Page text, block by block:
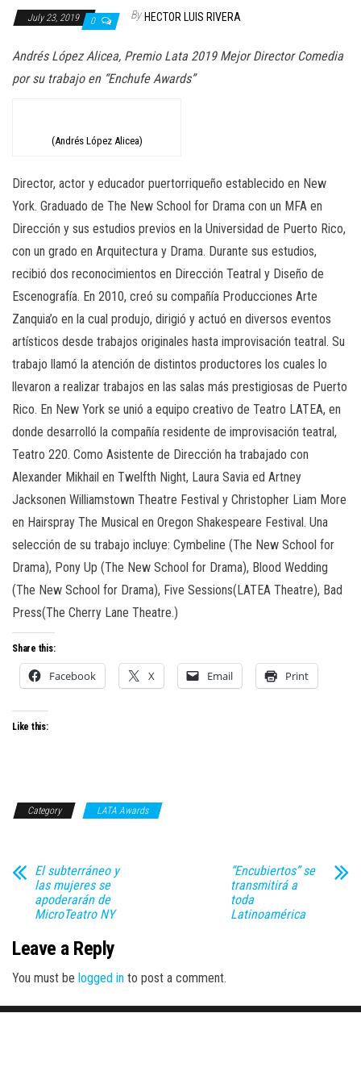
July 23, 2019 0 By HECTOR LUIS RIVERA
Andrés López Alicea, Premio Lata 2019 Mejor Director Comedia
por su trabajo en “Enchufe Awards”
(Andrés López Alicea)
Director, actor y educador puertorriqueño establecido en New
York. Graduado de The New School for Drama con un MFA en
Dirección y sus estudios previos en la Universidad de Puerto Rico,
con un grado en Arquitectura y Drama. Durante sus estudios,
recibió dos reconocimientos en Dirección Teatral y Diseño de
Escenografía. En 2010, creó su compañía Producciones Arte
Zanquia’o en la cual produjo, dirigió y actuó en diversos eventos
artísticos desde trabajos originales hasta improvisación teatral. Su
trabajo llamó la atención de distintos productores los cuales lo
llevaron a realizar trabajos en las salas más prestigiosas de Puerto
Rico. En New York se unió a equipo creativo de Teatro LATEA, en
donde desarrolló la compañía residente de improvisación teatral,
Teatro 220. Como Asistente de Dirección ha trabajado con
Alexander Mikhail en Twelfth Night, Laura Savia ed Artney
Jacksonen Williamstown Theatre Festival y Christopher Liam More
en Hairspray The Musical en Oregon Shakespeare Festival. Una
selección de su trabajo incluye: Cymbeline (The New School for
Drama), Pony Up (The New School for Drama), Blood Wedding
(The New School for Drama), Five Sessions(LATEA Theatre), Bad
Press(The Cherry Lane Theatre.)
Share this:
Facebook X Email Print
Like this:
Category LATA Awards
El subterráneo y
las mujeres se
apoderarán de
MicroTeatro NY
“Encubiertos” se
transmitirá a
toda
Latinoamérica
Leave a Reply
You must be logged in to post a comment.